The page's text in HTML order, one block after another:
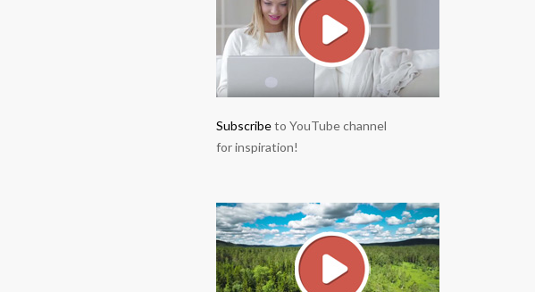
Subscribeto YouTube channel
for inspiration!